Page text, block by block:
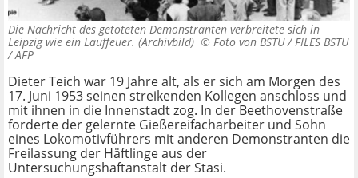
Die Nachricht des getöteten Demonstranten verbreitete sich in
Leipzig wie ein Lauffeuer. (Archivbild) © Foto von BSTU / FILES BSTU
/ AFP
Dieter Teich war 19 Jahre alt, als er sich am Morgen des
17. Juni 1953 seinen streikenden Kollegen anschloss und
mit ihnen in die Innenstadt zog. In der Beethovenstraße
forderte der gelernte Gießereifacharbeiter und Sohn
eines Lokomotivführers mit anderen Demonstranten die
Freilassung der Häftlinge aus der
Untersuchungshaftanstalt der Stasi.